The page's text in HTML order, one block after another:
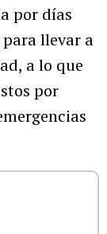
por días
para llevar a
a lo que
por